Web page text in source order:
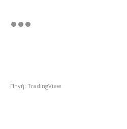
Πηγή: TradingView